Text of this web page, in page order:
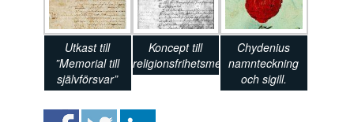
Utkast till
”Memorial till
självförsvar”
Koncept till
religionsfrihetsmemorialet
Chydenius
namnteckning
och sigill.